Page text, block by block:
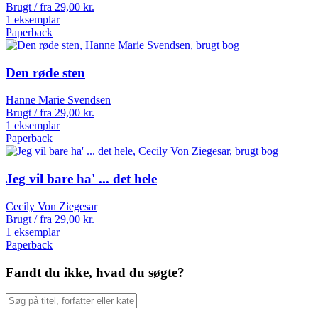
Brugt / fra 29,00 kr.
1 eksemplar
Paperback
Den røde sten
Hanne Marie Svendsen
Brugt / fra 29,00 kr.
1 eksemplar
Paperback
Jeg vil bare ha' ... det hele
Cecily Von Ziegesar
Brugt / fra 29,00 kr.
1 eksemplar
Paperback
Fandt du ikke, hvad du søgte?